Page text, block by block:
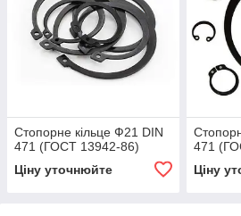
Стопорне кільце Ф21 DIN
471 (ГОСТ 13942-86)
Ціну уточнюйте
471
Ціну